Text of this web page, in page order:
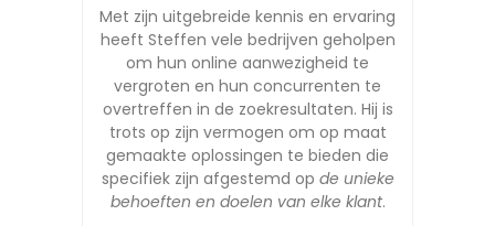
Met zijn uitgebreide kennis en ervaring
heeft Steffen vele bedrijven geholpen
om hun online aanwezigheid te
vergroten en hun concurrenten te
overtreffen in de zoekresultaten. Hij is
trots op zijn vermogen om op maat
gemaakte oplossingen te bieden die
specifiek zijn afgestemd op de unieke
behoeften en doelen van elke klant.